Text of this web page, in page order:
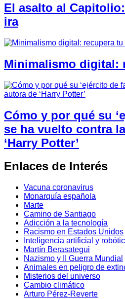
El asalto al
ira
Minimalismo digital:
Cómo y por qué su
se ha vuelto contra
‘Harry Potter’
Enlaces de Interés
Vacuna coronavirus
Monarquía española
Marte
Camino de Santiago
Adicción a la tecnología
Racismo en Estados Unidos
Inteligencia artificial y
Martín Berasategui
Nazismo y II Guerra Mundial
Animales en peligro de
Misterios del universo
Cambio climático
Arturo Pérez-Reverte